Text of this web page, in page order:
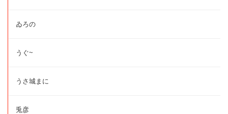
ゐろの
うぐ~
うさ城まに
兎彦